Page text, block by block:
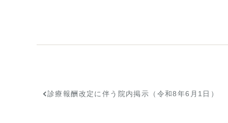
診療報酬改定に伴う院内掲示（令和8年6月1日）